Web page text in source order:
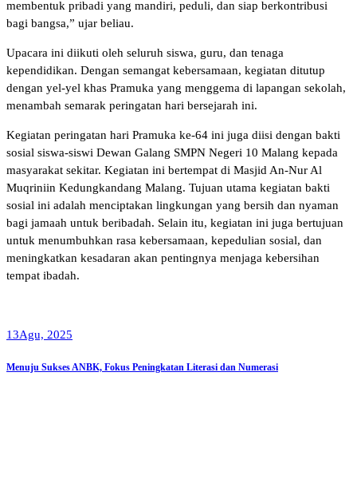
membentuk pribadi yang mandiri, peduli, dan siap berkontribusi
bagi bangsa,” ujar beliau.
Upacara ini diikuti oleh seluruh siswa, guru, dan tenaga
kependidikan. Dengan semangat kebersamaan, kegiatan ditutup
dengan yel-yel khas Pramuka yang menggema di lapangan sekolah,
menambah semarak peringatan hari bersejarah ini.
Kegiatan peringatan hari Pramuka ke-64 ini juga diisi dengan bakti
sosial siswa-siswi Dewan Galang SMPN Negeri 10 Malang kepada
masyarakat sekitar. Kegiatan ini bertempat di Masjid An-Nur Al
Muqriniin Kedungkandang Malang. Tujuan utama kegiatan bakti
sosial ini adalah menciptakan lingkungan yang bersih dan nyaman
bagi jamaah untuk beribadah. Selain itu, kegiatan ini juga bertujuan
untuk menumbuhkan rasa kebersamaan, kepedulian sosial, dan
meningkatkan kesadaran akan pentingnya menjaga kebersihan
tempat ibadah.
13Agu, 2025
Menuju Sukses ANBK, Fokus Peningkatan Literasi dan Numerasi